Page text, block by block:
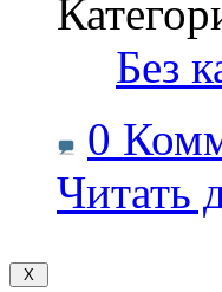
Без
0
Читать